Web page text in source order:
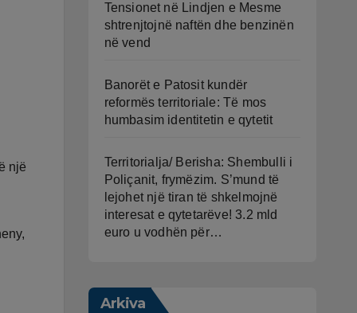
një
Tensionet në Lindjen e Mesme
shtrenjtojnë naftën dhe benzinën
në vend
Banorët e Patosit kundër
reformës territoriale: Të mos
humbasim identitetin e qytetit
Territorialja/ Berisha: Shembulli i
Poliçanit, frymëzim. S’mund të
lejohet një tiran të shkelmojnë
interesat e qytetarëve! 3.2 mld
euro u vodhën për…
Arkiva